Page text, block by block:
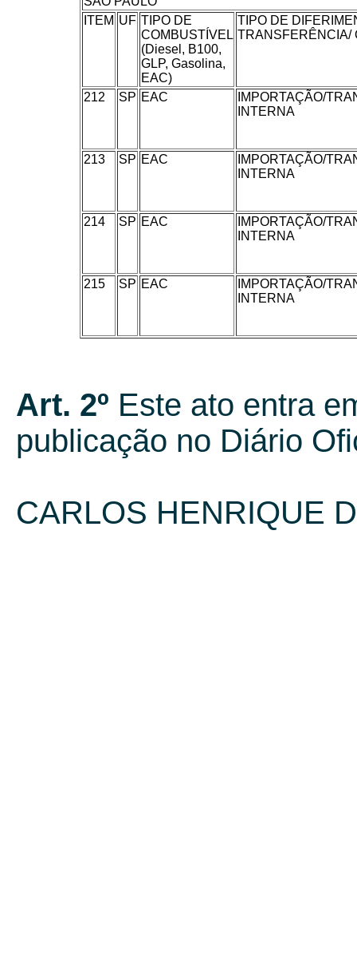
ITEM UF TIPO DE
COMBUSTÍVEL
(Diesel, B100,
GLP, Gasolina,
EAC)
TIPO DE
TRANSFERÊNCIA/
212 SP EAC
IMPORTAÇÃO/
INTERNA
213 SP EAC
IMPORTAÇÃO/
INTERNA
214 SP EAC
IMPORTAÇÃO/
INTERNA
215 SP EAC
IMPORTAÇÃO/
INTERNA
Art. 2º Este ato entra
publicação no Diário
CARLOS HENRIQUE